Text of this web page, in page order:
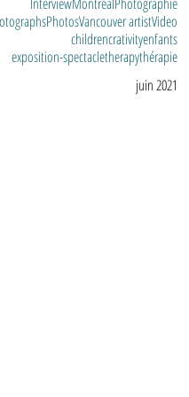
PhotosVancouver artistVideo
childrencrativityenfants
exposition-spectacletherapythérapie
juin 2021